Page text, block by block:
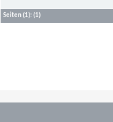
Seiten(1): (1)